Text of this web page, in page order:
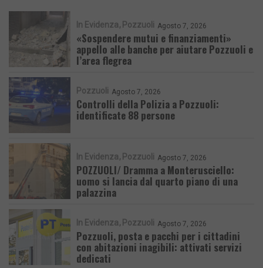
In Evidenza Pozzuoli Agosto 7, 2026
«Sospendere mutui e finanziamenti»
appello alle banche per aiutare Pozzuoli e
l’area flegrea
Pozzuoli Agosto 7, 2026
Controlli della Polizia a Pozzuoli:
identificate 88 persone
In Evidenza Pozzuoli Agosto 7, 2026
POZZUOLI/ Dramma a Monterusciello:
uomo si lancia dal quarto piano di una
palazzina
In Evidenza Pozzuoli Agosto 7, 2026
Pozzuoli, posta e pacchi per i cittadini
con abitazioni inagibili: attivati servizi
dedicati